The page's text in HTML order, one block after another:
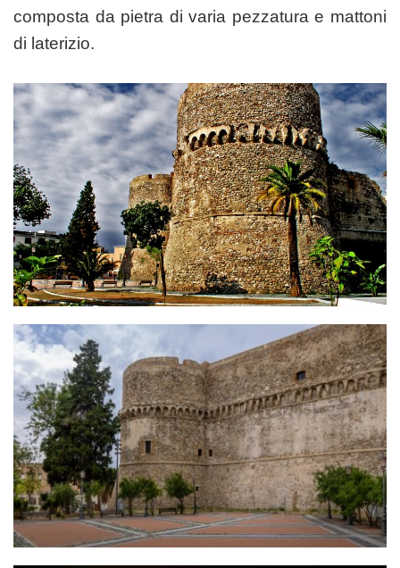
composta da pietra di varia pezzatura e mattoni
di laterizio.